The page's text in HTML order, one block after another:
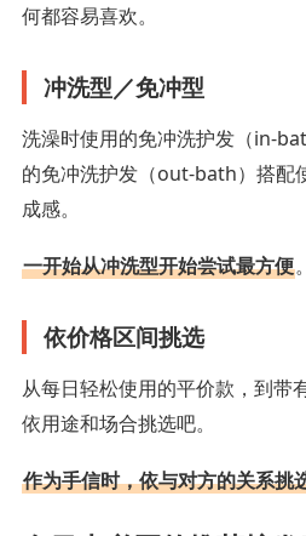
何都容易喜欢。
冲洗型／免冲型
洗澡时使用的免冲洗护发（in-
的免冲洗护发（out-bath）搭配
成感。
一开始从冲洗型开始尝试最方便。
依价格区间挑选
从每日轻松使用的平价款，到带
依用途和场合挑选吧。
作为手信时，依与对方的关系挑